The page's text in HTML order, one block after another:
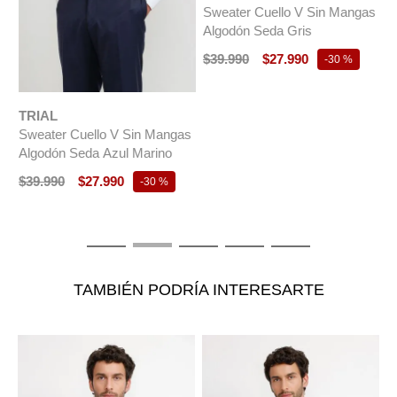
TRIAL
Sweater Cuello V Sin Mangas
Algodón Seda Azul Marino
$39.990 $27.990 -30 %
Sweater Cuello V Sin Mangas
Algodón Seda Gris
$39.990 $27.990 -30 %
TAMBIÉN PODRÍA INTERESARTE